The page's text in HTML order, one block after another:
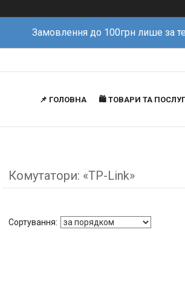
Замовлення до 100грн лише за
📌 ГОЛОВНА 🛍️ ТОВАРИ ТА
Комутатори: «TP-Link»